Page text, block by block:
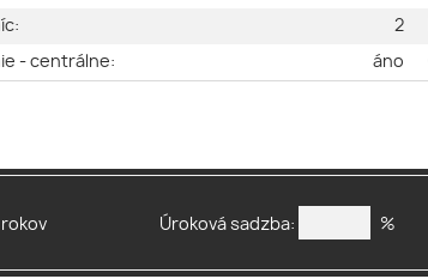
2
- centrálne:
áno
rokov Úroková sadzba: %